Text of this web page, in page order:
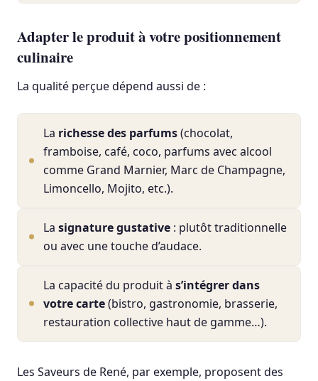
Adapter le produit à votre positionnement
culinaire
La qualité perçue dépend aussi de :
La richesse des parfums(chocolat,
framboise, café, coco, parfums avec alcool
comme Grand Marnier, Marc de Champagne,
Limoncello, Mojito, etc.).
La signature gustative : plutôt traditionnelle
ou avec une touche d’audace.
La capacité du produit à s’intégrer dans
votre carte(bistro, gastronomie, brasserie,
restauration collective haut de gamme…).
Les Saveurs de René, par exemple, proposent des